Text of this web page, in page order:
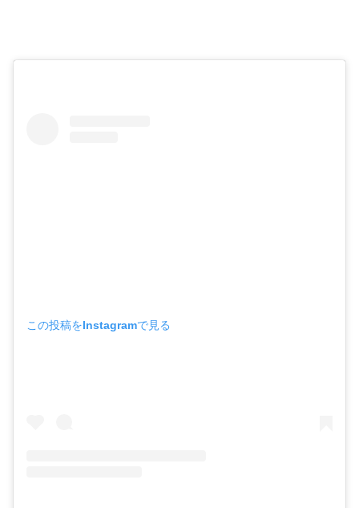
この投稿をInstagramで見る